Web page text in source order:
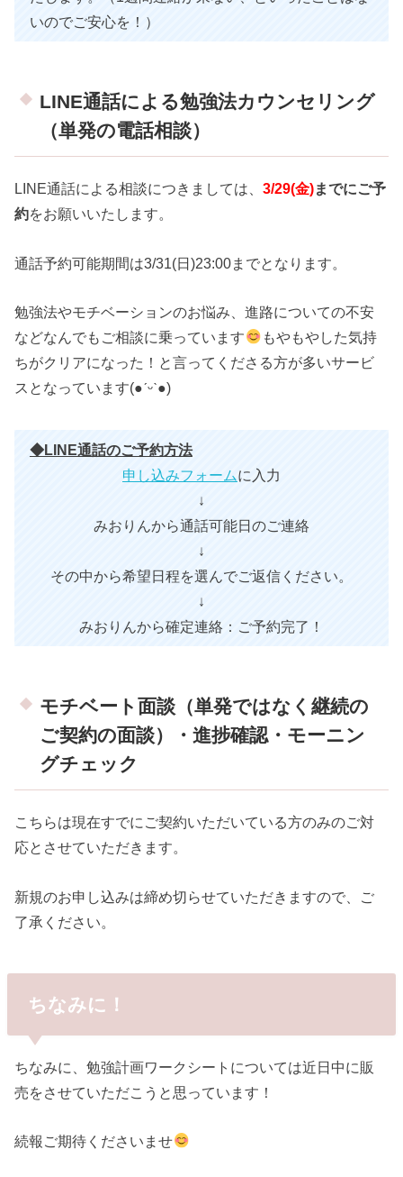
いのでご安心を！）
LINE通話による勉強法カウンセリング
（単発の電話相談）
LINE通話による相談につきましては、3/29(金)までにご予
約をお願いいたします。
通話予約可能期間は3/31(日)23:00までとなります。
勉強法やモチベーションのお悩み、進路についての不安
などなんでもご相談に乗っています
もやもやした気持
ちがクリアになった！と言ってくださる方が多いサービ
スとなっています(●ˊᵕˋ●)
◆LINE通話のご予約方法
申し込みフォームに入力
↓
みおりんから通話可能日のご連絡
↓
その中から希望日程を選んでご返信ください。
↓
みおりんから確定連絡：ご予約完了！
モチベート面談（単発ではなく継続の
ご契約の面談）・進捗確認・モーニン
グチェック
こちらは現在すでにご契約いただいている方のみのご対
応とさせていただきます。
新規のお申し込みは締め切らせていただきますので、ご
了承ください。
ちなみに！
ちなみに、勉強計画ワークシートについては近日中に販
売をさせていただこうと思っています！
続報ご期待くださいませ